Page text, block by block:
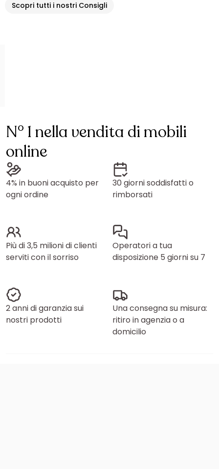
Scopri tutti i nostri Consigli
N° 1 nella vendita di mobili
online
4% in buoni acquisto per
ogni ordine
30 giorni soddisfatti o
rimborsati
Più di 3,5 milioni di clienti
serviti con il sorriso
Operatori a tua
disposizione 5 giorni su 7
2 anni di garanzia sui
nostri prodotti
Una consegna su misura:
ritiro in agenzia o a
domicilio